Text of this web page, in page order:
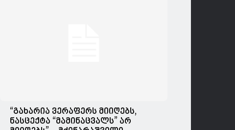
“გახარია ვერაფერს მიიღებს,
ნასცექტა “მამინაცვალს” არ